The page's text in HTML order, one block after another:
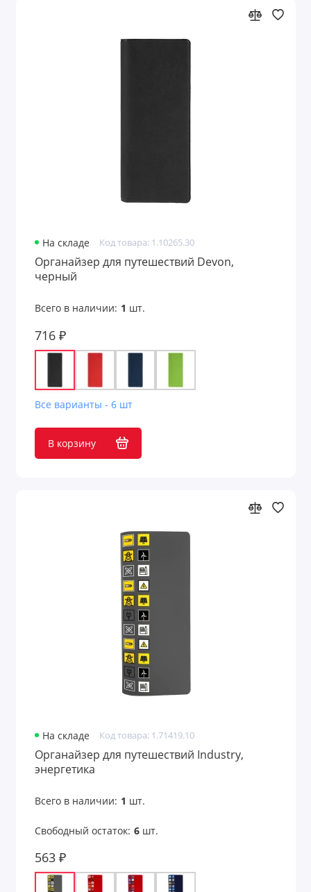
На складе Код товара: 1.10265.30
Органайзер для путешествий Devon,
черный
Всего в наличии: 1 шт.
716 ₽
Все варианты - 6 шт
В корзину
На складе Код товара: 1.71419.10
Органайзер для путешествий Industry,
энергетика
Всего в наличии: 1 шт.
Свободный остаток: 6шт.
563 ₽